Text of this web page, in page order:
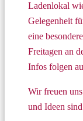
Ladenlokal
Gelegenheit
eine
Freitagen an
Infos folgen
Wir freuen
und Ideen